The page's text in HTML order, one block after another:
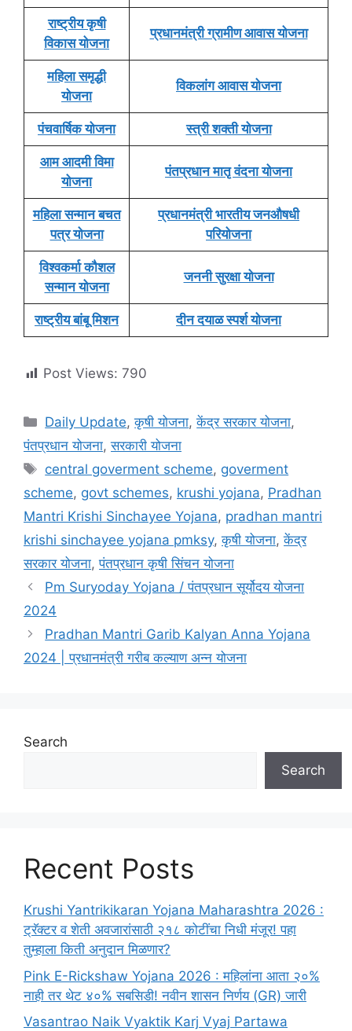
राष्ट्रीय कृषी
विकास योजना
प्रधानमंत्री ग्रामीण आवास योजना
महिला समृद्धी
योजना
विकलांग आवास योजना
पंचवार्षिक योजना स्त्री शक्ती योजना
आम आदमी विमा
योजना
पंतप्रधान मातृ वंदना योजना
महिला सन्मान बचत
पत्र योजना
प्रधानमंत्री भारतीय जनऔषधी
परियोजना
विश्वकर्मा कौशल
सन्मान योजना
जननी सुरक्षा योजना
राष्ट्रीय बांबू मिशन दीन दयाळ स्पर्श योजना
Post Views: 790
Categories
Daily Update,कृषी योजना,केंद्र सरकार योजना,
पंतप्रधान योजना,सरकारी योजना
Tags
central goverment scheme, goverment
scheme, govt schemes, krushi yojana, Pradhan
Mantri Krishi Sinchayee Yojana, pradhan mantri
krishi sinchayee yojana pmksy,कृषी योजना,केंद्र
सरकार योजना,पंतप्रधान कृषी सिंचन योजना
Pm Suryoday Yojana / पंतप्रधान सूर्योदय योजना
2024
Pradhan Mantri Garib Kalyan Anna Yojana
2024 | प्रधानमंत्री गरीब कल्याण अन्न योजना
Search
Search
Recent Posts
Krushi Yantrikikaran Yojana Maharashtra 2026 :
ट्रॅक्टर व शेती अवजारांसाठी २१८ कोटींचा निधी मंजूर! पहा
तुम्हाला किती अनुदान मिळणार?
Pink E-Rickshaw Yojana 2026 : महिलांना आता २०%
नाही तर थेट ४०% सबसिडी! नवीन शासन निर्णय (GR) जारी
Vasantrao Naik Vyaktik Karj Vyaj Partawa